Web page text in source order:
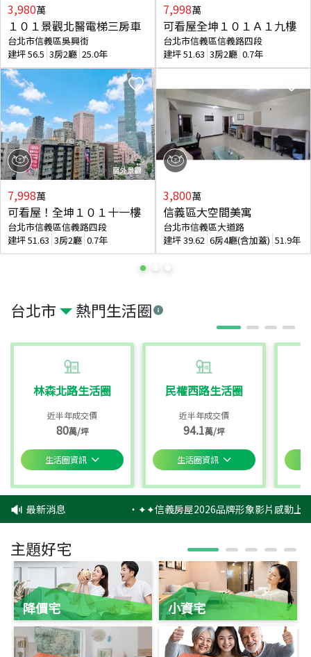
台北市 熱門生活圈
林森北路生活圈
近半年成交價
80萬/坪
生活圈資訊
民權西路生活圈
近半年成交價
94.1萬/坪
生活圈資訊
3,980萬
１０１景觀北醫電梯三房車
台北市信義區吳興街
建坪56.5 3房2廳 25.0年
7,998萬
可看屋！全坤１０１十一樓
台北市信義區信義路四段
建坪51.63 3房2廳 0.7年
7,998萬
可看屋全坤１０１Ａ１九樓
台北市信義區信義路四段
建坪51.63 3房2廳 0.7年
3,800萬
信義區大空間美寓
台北市信義區大道路
建坪39.62 6房4廳(含加蓋) 51.9年
最新消息 ‧✦✦信義房屋2026品牌形象影片感動上
主題好宅
降價宅 小資宅